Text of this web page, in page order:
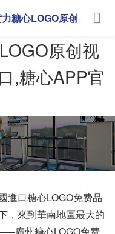
原创视
,糖心APP官
糖心LOGO原创
進口糖心LOGO免费品
，來到華南地區最大的